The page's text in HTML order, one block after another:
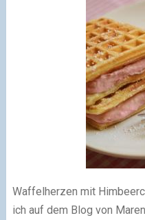
Waffelherzen mit
ich auf dem Blog von